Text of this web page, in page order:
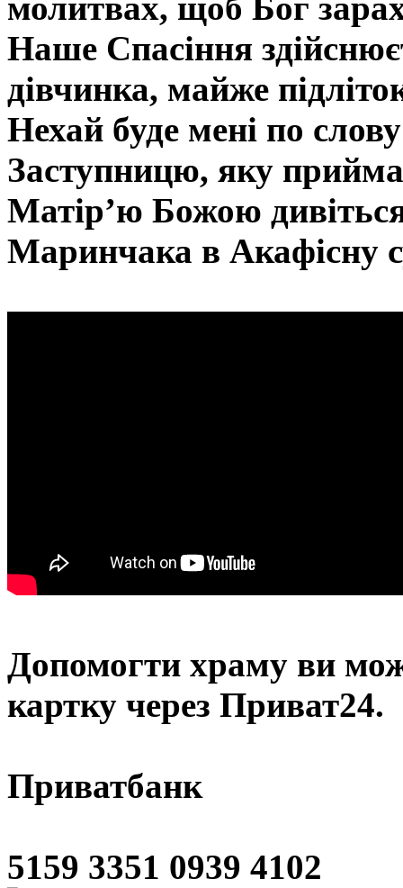
Наше Спасіння
дівчинка, майже
Нехай буде мені по
Заступницю, яку
Матір’ю Божою
Маринчака в Акафісну
Допомогти храму ви
картку через Приват24.
Приватбанк
5159 3351 0939 4102